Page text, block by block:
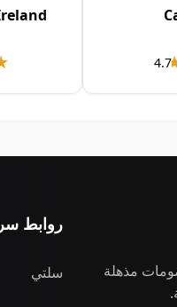
4.7
مذهلة
روابط
سلتي